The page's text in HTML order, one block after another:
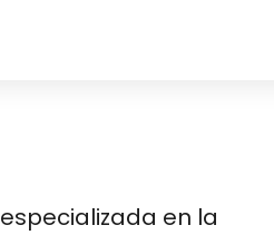
en la